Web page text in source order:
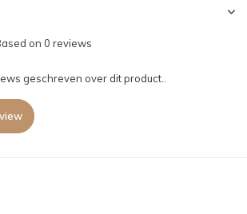
on 0 reviews
geschreven over dit product..